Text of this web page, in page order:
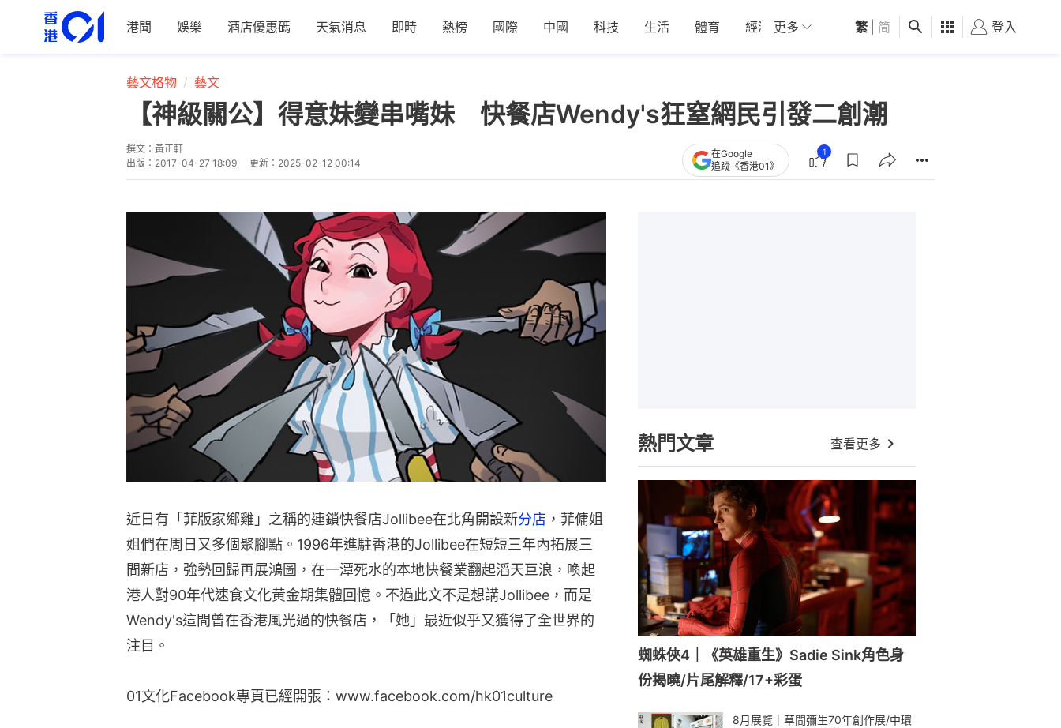
港聞 娛樂 酒店優惠碼 天氣消息 即時 熱榜 國際 中國 科技 生活 體育 經濟 01深圳 觀點 健康 好食玩飛
更多 繁 简 登入
藝文格物 藝文
【神級關公】得意妹變串嘴妹 快餐店Wendy's狂窒網民引發二創潮
撰文： 黃正軒
出版： 2017-04-27 18:09 更新： 2025-02-12 00:14
在Google
追蹤《香港01》
1
近日有「菲版家鄉雞」之稱的連鎖快餐店Jollibee在北角開設新分店 ，菲傭姐
姐們在周日又多個聚腳點。1996年進駐香港的Jollibee在短短三年內拓展三
間新店，強勢回歸再展鴻圖，在一潭死水的本地快餐業翻起滔天巨浪，喚起
港人對90年代速食文化黃金期集體回憶。不過此文不是想講Jollibee，而是
Wendy's這間曾在香港風光過的快餐店，「她」最近似乎又獲得了全世界的
注目。
01文化Facebook專頁已經開張：www.facebook.com/hk01culture
熱門文章 查看更多
蜘蛛俠4｜《英雄重生》Sadie Sink角色身
份揭曉/片尾解釋/17+彩蛋
8月展覽｜草間彌生70年創作展/中環